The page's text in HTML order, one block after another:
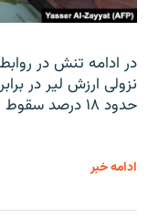
در ادامه تنش در
نزولی ارزش لیر در
حدود ۱۸ درصد سقوط کرد.
ادامه خبر